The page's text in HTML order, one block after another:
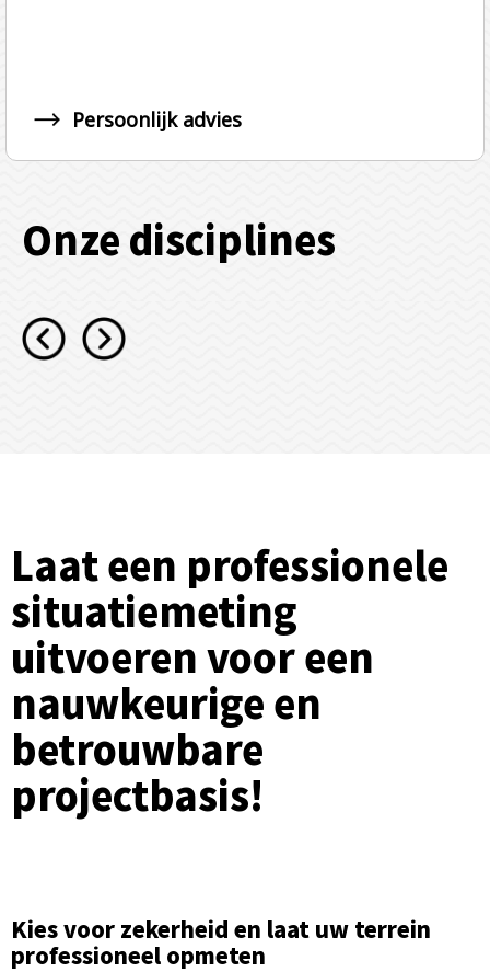
Onze disciplines
Persoonlijk advies
Laat een professionele
situatiemeting
uitvoeren voor een
nauwkeurige en
betrouwbare
projectbasis!
Kies voor zekerheid en laat uw terrein
professioneel opmeten